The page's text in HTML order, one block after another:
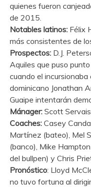
quienes fueron
de 2015.
Notables latinos: Félix
más consistentes de
Prospectos: D.J.
Aquiles que puso
cuando el
dominicano Jonathan
Guaipe intentarán
Mánager: Scott Servais.
Coaches: Casey
Martínez (bateo), Mel
(banco), Mike
del bullpen) y Chris
Pronóstico: Lloyd
no tuvo fortuna al